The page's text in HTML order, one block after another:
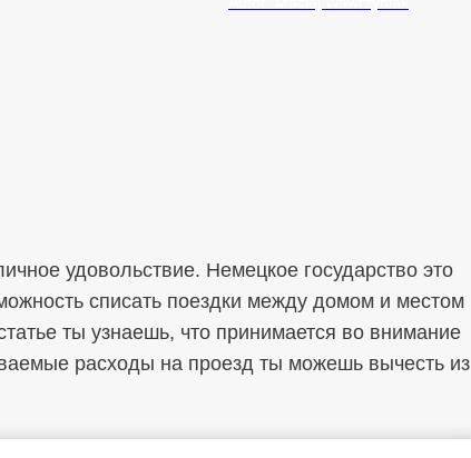
удовольствие. Немецкое государство это
списать поездки между домом и местом
ты узнаешь, что принимается во внимание
расходы на проезд ты можешь вычесть из